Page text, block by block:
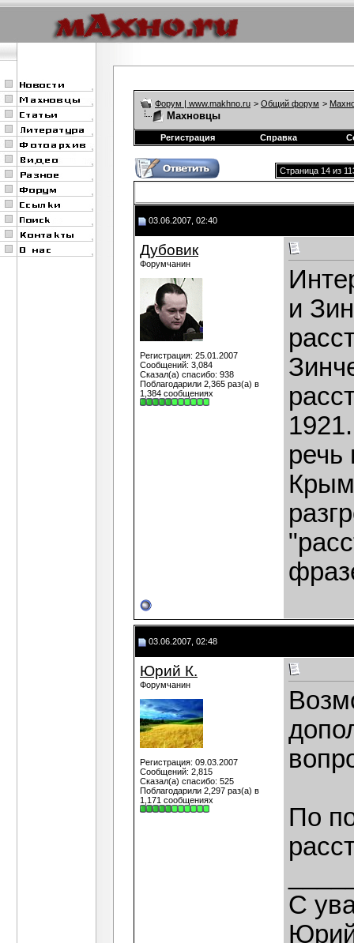
Форум | www.makhno.ru > Общий форум >
Махновцы
Регистрация Справка
Страница 14 из
03.06.2007, 02:40
Дубовик
Форумчанин
Регистрация: 25.01.2007
Сообщений: 3,084
Сказал(а) спасибо: 938
Поблагодарили 2,365 раз(а) в
1,384 сообщениях
и
речь
03.06.2007, 02:48
Юрий К.
Форумчанин
Регистрация: 09.03.2007
Сообщений: 2,815
Сказал(а) спасибо: 525
Поблагодарили 2,297 раз(а) в
1,171 сообщениях
По
С